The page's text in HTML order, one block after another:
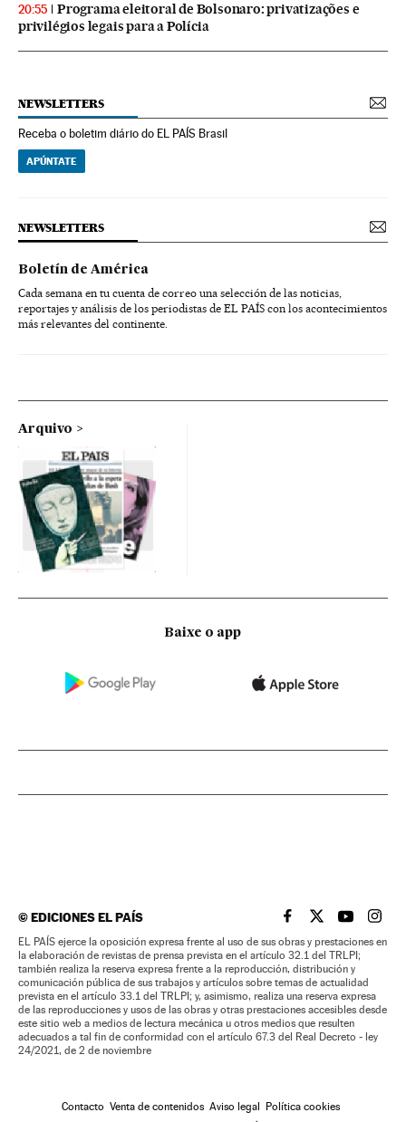
20:55
Programa eleitoral de Bolsonaro: privatizações e
privilégios legais para a Polícia
NEWSLETTERS
Receba o boletim diário do EL PAÍS Brasil
APÚNTATE
NEWSLETTERS
Boletín de América
Cada semana en tu cuenta de correo una selección de las noticias,
reportajes y análisis de los periodistas de EL PAÍS con los acontecimientos
más relevantes del continente.
Arquivo
Baixe o app
©EDICIONES EL PAÍS EL PAÍS BRASIL EN
EL PAÍSEL PAÍS
EL
EL PAÍS ejerce la oposición expresa frente al uso de sus obras y prestaciones en
la elaboración de revistas de prensa prevista en el artículo 32.1 del TRLPI;
también realiza la reserva expresa frente a la reproducción, distribución y
comunicación pública de sus trabajos y artículos sobre temas de actualidad
prevista en el artículo 33.1 del TRLPI; y, asimismo, realiza una reserva expresa
de las reproducciones y usos de las obras y otras prestaciones accesibles desde
este sitio web a medios de lectura mecánica u otros medios que resulten
adecuados a tal fin de conformidad con el artículo 67.3 del Real Decreto - ley
24/2021, de 2 de noviembre
Contacto Venta de contenidos Aviso legal Política cookies